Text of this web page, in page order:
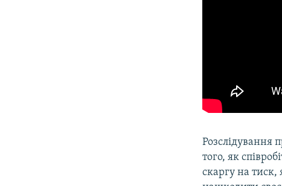
Розслідування
того, як
скаргу на